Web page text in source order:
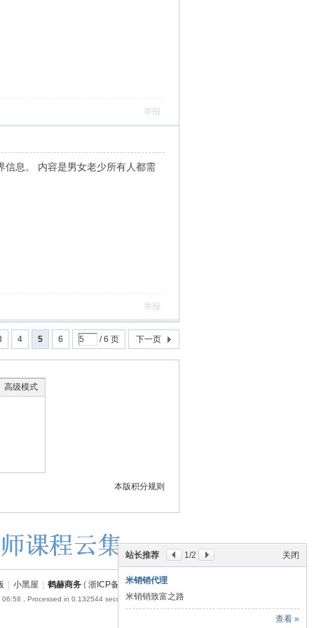
举报
信息。 内容是男女老少所有人都需
举报
4 5 6 / 6 页 下一页
高级模式
本版积分规则
关闭
站长推荐 1/2
米销销代理
米销销致富之路
查看 »
| 小黑屋 | 鹤赫商务 ( 浙ICP备18054110号-1
06:58 , Processed in 0.132544 second(s), 17 queries .